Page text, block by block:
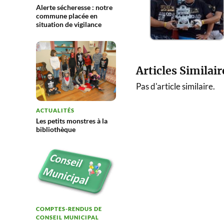
Alerte sécheresse : notre
commune placée en
situation de vigilance
ACTUALITÉS
Les petits monstres à la
bibliothèque
COMPTES-RENDUS DE
CONSEIL MUNICIPAL
Articles
Pas d'article similaire.